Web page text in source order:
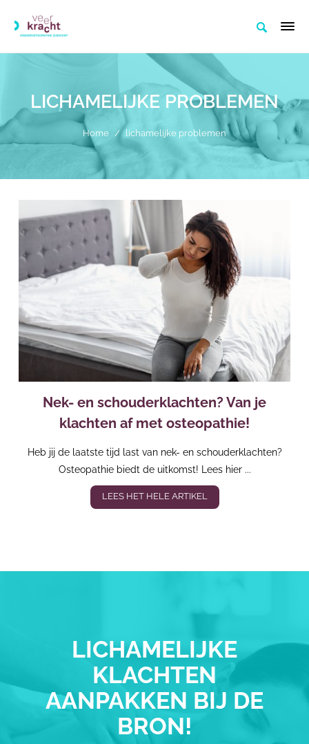
LICHAMELIJKE PROBLEMEN
Home / lichamelijke problemen
Nek- en schouderklachten? Van je
klachten af met osteopathie!
Heb jij de laatste tijd last van nek- en schouderklachten?
Osteopathie biedt de uitkomst! Lees hier ...
LEES HET HELE ARTIKEL
LICHAMELIJKE
KLACHTEN
AANPAKKEN BIJ DE
BRON!